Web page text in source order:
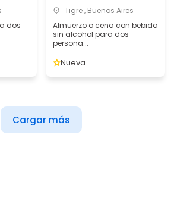
dos
Tigre , Buenos Aires
Almuerzo o cena con bebida
sin alcohol para dos
persona...
Nueva
Cargar más